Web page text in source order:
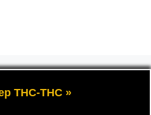
marihunay, roślin konopi indoor
outdoor.
THC-THC »